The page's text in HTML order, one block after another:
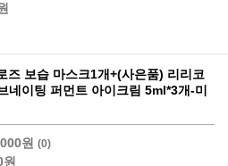
즈 보습 마스크1개+(사은품) 리리코
네이팅 퍼먼트 아이크림 5ml*3개-미
원 (0)